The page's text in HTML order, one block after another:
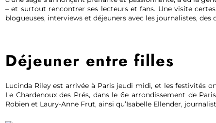
– et surtout rencontrer ses lecteurs et fans. Une visite
blogueuses, interviews et déjeuners avec les journalistes,
Déjeuner entre filles
Lucinda Riley est arrivée à Paris jeudi midi, et les festivités
Le Chardenoux des Prés, dans le 6e arrondissement de
Robien et Laury-Anne Frut, ainsi qu’Isabelle Ellender,